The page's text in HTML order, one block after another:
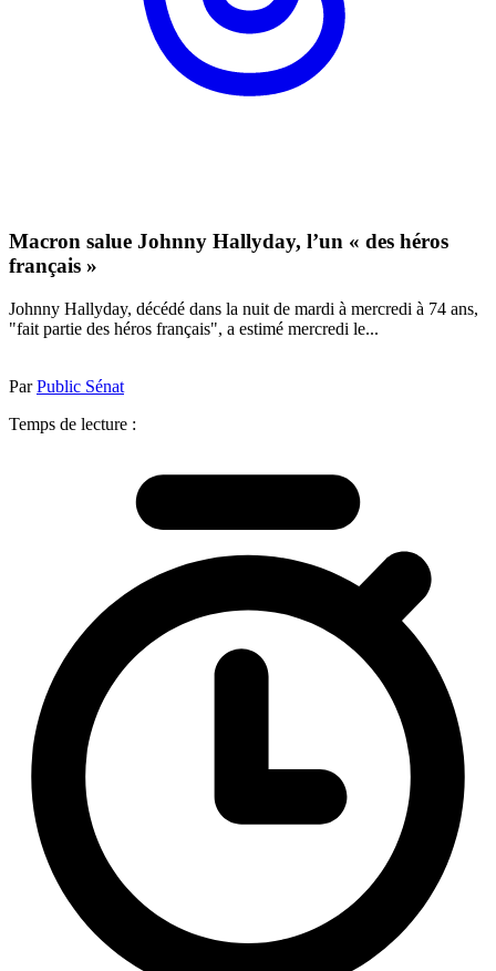
Macron salue Johnny Hallyday, l’un « des héros
français »
Johnny Hallyday, décédé dans la nuit de mardi à mercredi à 74 ans,
"fait partie des héros français", a estimé mercredi le...
ParPublic Sénat
Temps de lecture :